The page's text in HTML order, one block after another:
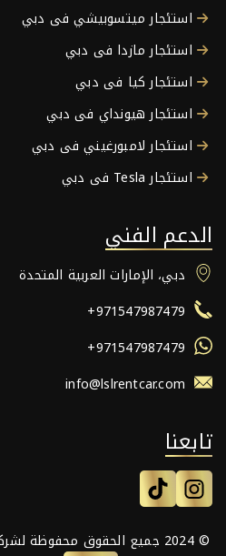
استئجار ميتسوبيشي فى دبي
استئجار مازدا فى دبي
استئجار كيا فى دبي
استئجار هيونداي فى دبي
استئجار لامبورغيني فى دبي
استئجار Tesla فى دبي
الدعم الفني
دبي، الإمارات العربية المتحدة
+971547987479
+971547987479
info@lslrentcar.com
تابعنا
© 2024 جميع الحقوق محفوظة